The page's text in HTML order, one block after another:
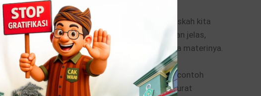
alat komunikasi resmi lembaga.. Jika tata naskah kita
maka informasi yang disampaikan akan jelas,
wibawa instansi,” ujar Wadi di sela-sela materinya.
diajak untuk membedah langsung contoh-contoh
penyusunan surat dinas, nota dinas, hingga surat